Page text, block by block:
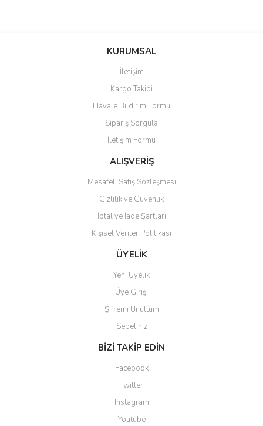
Bu ürüne ilk yorumu siz yapın!
Ürün resmi kalitesiz, bozuk veya görüntülenemiyor.
Ürün açıklamasında eksik bilgiler bulunuyor.
Ürün bilgilerinde hatalar bulunuyor.
Ürün fiyatı diğer sitelerden daha pahalı.
Bu ürüne benzer farklı alternatifler olmalı.
Gönder
KURUMSAL
İletişim
Kargo Takibi
Havale Bildirim Formu
Sipariş Sorgula
İletişim Formu
ALIŞVERİŞ
Mesafeli Satış Sözleşmesi
Gizlilik ve Güvenlik
İptal ve İade Şartları
Kişisel Veriler Politikası
ÜYELİK
Yeni Üyelik
Üye Girişi
Şifremi Unuttum
Sepetiniz
BİZİ TAKİP EDİN
Facebook
Twitter
Instagram
Youtube